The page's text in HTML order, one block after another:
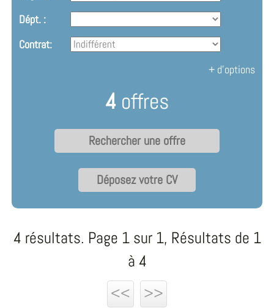
Dépt. :
Contrat:
+ d'options
4 offres
Déposez votre CV
4 résultats. Page 1 sur 1, Résultats de 1
à 4
<<
>>